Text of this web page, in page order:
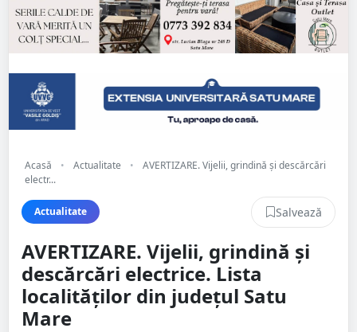
Acasă • Actualitate •
AVERTIZARE. Vijelii, grindină și descărcări
electr...
Actualitate Salvează
AVERTIZARE. Vijelii, grindină și
descărcări electrice. Lista
localităților din județul Satu
Mare